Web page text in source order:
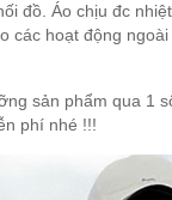
đồ. Áo chịu đc
các hoạt động
sản phẩm qua 1
phí nhé !!!